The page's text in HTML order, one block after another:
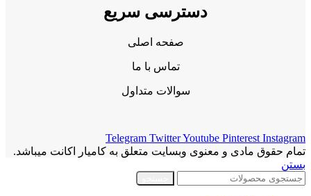
دسترسی سریع
صفحه اصلی
تماس با ما
سوالات متداول
Telegram TwitterYoutube Pinterest Instagram
تمام حقوق مادی و معنوی وبسایت متعلق به کامیار اکانت میباشد.
بستن